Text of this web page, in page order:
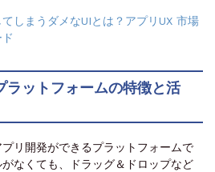
てしまうダメなUIとは？アプリUX 市場
ラットフォームの特徴と活
リ開発ができるプラットフォームで
なくても、ドラッグ＆ドロップなど